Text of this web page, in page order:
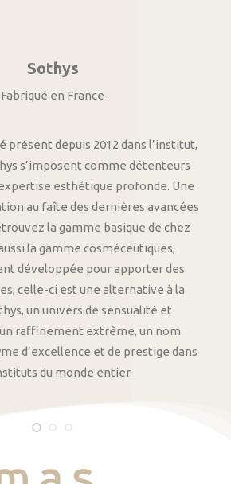
Sothys
en France-
présent depuis 2012 dans l’institut,
s’imposent comme détenteurs
esthétique profonde. Une
au faîte des dernières avancées
la gamme basique de chez
la gamme cosméceutiques,
développée pour apporter des
celle-ci est une alternative à la
un univers de sensualité et
raffinement extrême, un nom
d’excellence et de prestige dans
du monde entier.